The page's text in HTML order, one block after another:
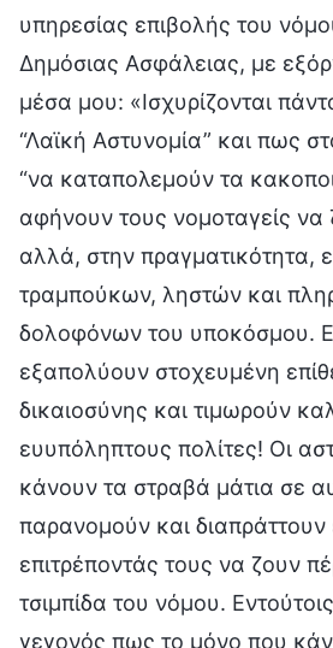
υπηρεσίας επιβολής του
Δημόσιας Ασφάλειας, με
μέσα μου: «Ισχυρίζονται
“Λαϊκή Αστυνομία” και πως
“να καταπολεμούν τα
αφήνουν τους νομοταγείς να
αλλά, στην πραγματικότητα,
τραμπούκων, ληστών και
δολοφόνων του υποκόσμου.
εξαπολύουν στοχευμένη
δικαιοσύνης και τιμωρούν
ευυπόληπτους πολίτες! Οι
κάνουν τα στραβά μάτια σε
παρανομούν και
επιτρέποντάς τους να ζουν
τσιμπίδα του νόμου.
γεγονός πως το μόνο που